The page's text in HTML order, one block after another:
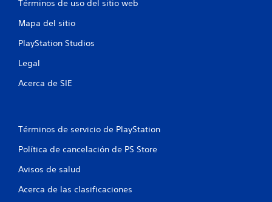
Términos de uso del sitio web
Mapa del sitio
PlayStation Studios
Legal
Acerca de SIE
Términos de servicio de PlayStation
Política de cancelación de PS Store
Avisos de salud
Acerca de las clasificaciones